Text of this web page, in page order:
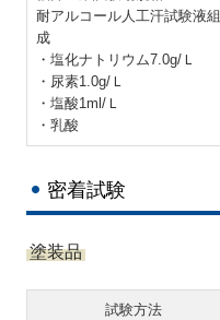
耐アルコール人工汗試験液組
成
・塩化ナトリウム7.0g/Ｌ
・尿素1.0g/Ｌ
・塩酸1ml/Ｌ
・乳酸
密着試験
塗装品
試験方法